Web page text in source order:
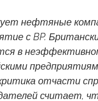
нефтяные
с BP.
в
отчасти
считает,